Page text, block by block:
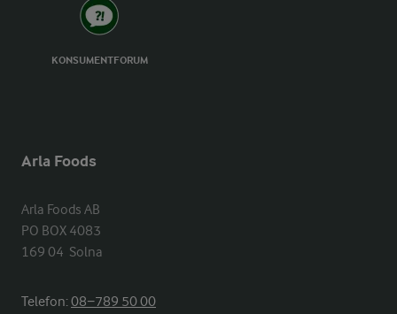
KONSUMENTFORUM
Arla Foods
Arla Foods AB
PO BOX 4083
169 04  Solna
Telefon:08−789 50 00